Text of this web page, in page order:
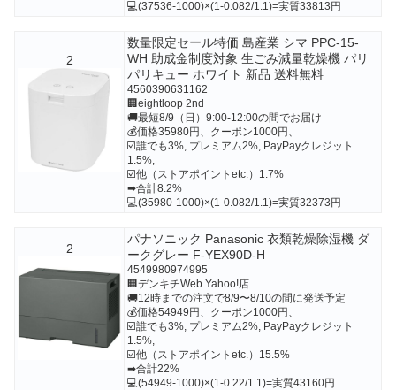
💻(37536-1000)×(1-0.082/1.1)=実質33813円
2
数量限定セール特価 島産業 シマ PPC-15-
WH 助成金制度対象 生ごみ減量乾燥機 パリ
パリキュー ホワイト 新品 送料無料
4560390631162
🏢eightloop 2nd
🚚最短8/9（日）9:00-12:00の間でお届け
💰価格35980円、クーポン1000円、
☑️誰でも3%, プレミアム2%, PayPayクレジット
1.5%,
☑️他（ストアポイントetc.）1.7%
➡合計8.2%
💻(35980-1000)×(1-0.082/1.1)=実質32373円
2
パナソニック Panasonic 衣類乾燥除湿機 ダ
ークグレー F-YEX90D-H
4549980974995
🏢デンキチWeb Yahoo!店
🚚12時までの注文で8/9〜8/10の間に発送予定
💰価格54949円、クーポン1000円、
☑️誰でも3%, プレミアム2%, PayPayクレジット
1.5%,
☑️他（ストアポイントetc.）15.5%
➡合計22%
💻(54949-1000)×(1-0.22/1.1)=実質43160円